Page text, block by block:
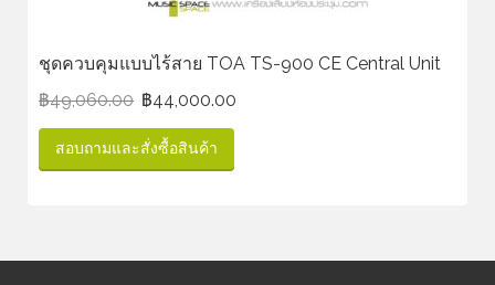
ชุดควบคุมแบบไร้สาย TOA TS-900 CE Central Unit
฿49,060.00 ฿44,000.00
สอบถามและสั่งซื้อสินค้า